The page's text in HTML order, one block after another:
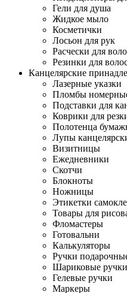
Гели для душа
Жидкое мыло
Косметички
Лосьон для рук
Расчески для
Резинки для
Канцелярские
Лазерные указки
Пломбы
Подставки для
Коврики для
Полотенца
Лупы
Визитницы
Ежедневники
Скотчи
Блокноты
Ножницы
Этикетки
Товары для
Фломастеры
Готовальни
Калькуляторы
Ручки
Шариковые ручки
Гелевые ручки
Маркеры